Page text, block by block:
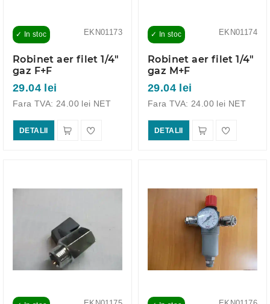
EKN01173
✓ In stoc
Robinet aer filet 1/4"
gaz F+F
29.04 lei
Fara TVA: 24.00 lei NET
DETALII
EKN01174
✓ In stoc
Robinet aer filet 1/4"
gaz M+F
29.04 lei
Fara TVA: 24.00 lei NET
DETALII